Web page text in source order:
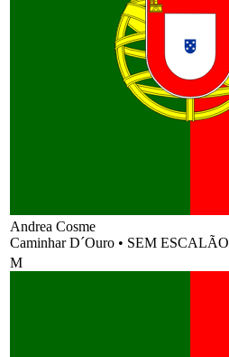
Andrea Cosme
Caminhar D´Ouro • SEM ESCALÃO
M